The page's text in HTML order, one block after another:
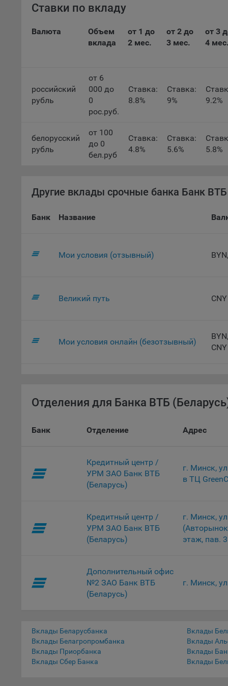
9.5.
Opera
16.
Ставки по вкладу
Валюта
Объем
вклада
от 1 до
2 мес.
от 2 до
3 мес.
от 3
4 мес.
российский
рубль
от 6
000 до
0
рос.руб.
Ставка:
8.8%
Ставка:
9%
9.2%
белорусский
рубль
от 100
до 0
бел.руб
Ставка:
4.8%
Ставка:
5.6%
5.8%
Другие вклады срочные банка Банк
Банк Название
Мои условия (отзывный)
Великий путь CNY
Мои условия онлайн (безотзывный)
CNY
Отделения для Банка ВТБ
Банк Отделение Адрес
Кредитный центр /
УРМ ЗАО Банк ВТБ
(Беларусь)
г. Минск,
в ТЦ
Кредитный центр /
УРМ ЗАО Банк ВТБ
(Беларусь)
г. Минск,
этаж, пав.
Дополнительный офис
№2 ЗАО Банк ВТБ
(Беларусь)
г. Минск,
Вклады Беларусбанка
Вклады Белагропромбанка
Вклады Приорбанка
Вклады Сбер Банка
Вклады
Вклады
Вклады
Вклады